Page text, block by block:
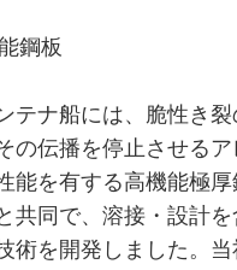
鋼板
テナ船には、脆性き
の伝播を停止させる
能を有する高機能極
共同で、溶接・設計
術を開発しました。